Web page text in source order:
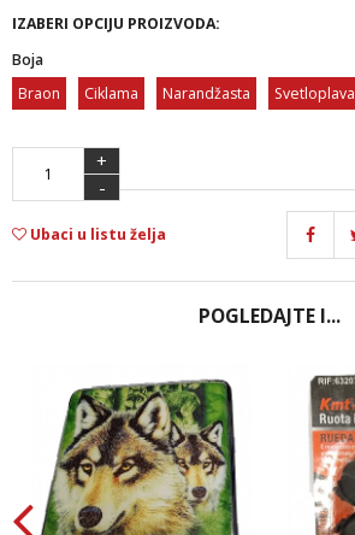
IZABERI OPCIJU PROIZVODA:
Boja
Braon
Ciklama Narandžasta Svetloplava
+
-
Ubaci u listu želja
POGLEDAJTE I...